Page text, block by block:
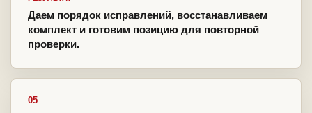
Даем порядок исправлений, восстанавливаем
комплект и готовим позицию для повторной
проверки.
05